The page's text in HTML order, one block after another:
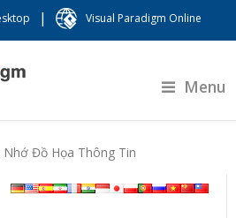
| Visual Paradigm Online
Menu
Nhớ Đồ Họa Thông Tin